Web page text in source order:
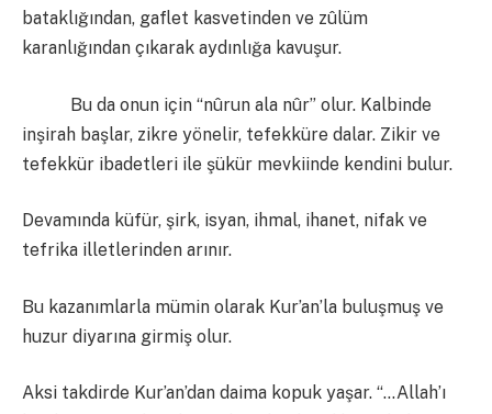
bataklığından, gaflet kasvetinden ve zûlüm
karanlığından çıkarak aydınlığa kavuşur.
Bu da onun için “nûrun ala nûr” olur. Kalbinde
inşirah başlar, zikre yönelir, tefekküre dalar. Zikir ve
tefekkür ibadetleri ile şükür mevkiinde kendini bulur.
Devamında küfür, şirk, isyan, ihmal, ihanet, nifak ve
tefrika illetlerinden arınır.
Bu kazanımlarla mümin olarak Kur’an’la buluşmuş ve
huzur diyarına girmiş olur.
Aksi takdirde Kur’an’dan daima kopuk yaşar. “…Allah’ı